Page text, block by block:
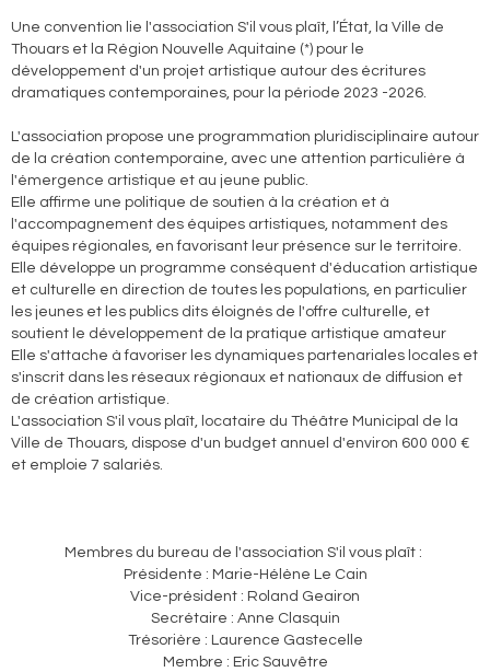
Une convention lie l'association S'il vous plaît, l’État, la Ville de
Thouars et la Région Nouvelle Aquitaine (*) pour le
développement d'un projet artistique autour des écritures
dramatiques contemporaines, pour la période 2023 -2026.
L'association propose une programmation pluridisciplinaire autour
de la création contemporaine, avec une attention particulière à
l'émergence artistique et au jeune public.
Elle affirme une politique de soutien à la création et à
l'accompagnement des équipes artistiques, notamment des
équipes régionales, en favorisant leur présence sur le territoire.
Elle développe un programme conséquent d'éducation artistique
et culturelle en direction de toutes les populations, en particulier
les jeunes et les publics dits éloignés de l'offre culturelle, et
soutient le développement de la pratique artistique amateur
Elle s'attache à favoriser les dynamiques partenariales locales et
s'inscrit dans les réseaux régionaux et nationaux de diffusion et
de création artistique.
L'association S'il vous plaît, locataire du Théâtre Municipal de la
Ville de Thouars, dispose d'un budget annuel d'environ 600 000 €
et emploie 7 salariés.
Membres du bureau de l'association S'il vous plaît :
Présidente : Marie-Hélène Le Cain
Vice-président : Roland Geairon
Secrétaire : Anne Clasquin
Trésorière : Laurence Gastecelle
Membre : Eric Sauvêtre